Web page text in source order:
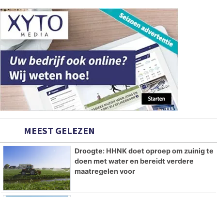
MEEST GELEZEN
Droogte: HHNK doet oproep om zuinig te
doen met water en bereidt verdere
maatregelen voor